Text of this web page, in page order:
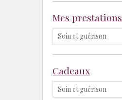
Mes prestations
Cadeaux